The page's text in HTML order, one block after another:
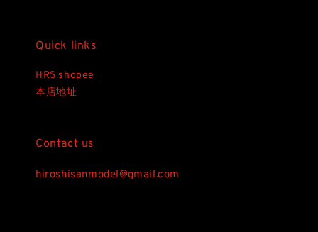
Quick links
HRS shopee
本店地址
Contact us
hiroshisanmodel@gmail.com